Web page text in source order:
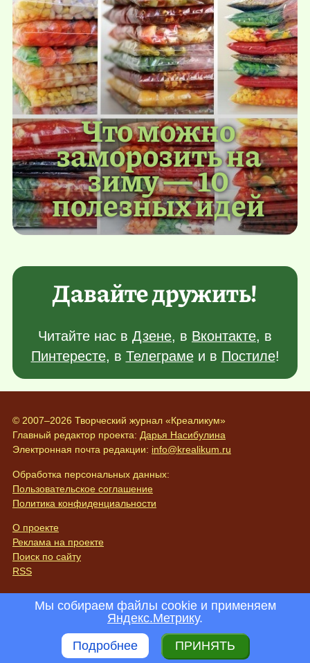
Что можно
заморозить на
зиму — 10
полезных идей
Давайте дружить!
Читайте нас в Дзене, в Вконтакте, в
Пинтересте, в Телеграмеи в Постиле!
© 2007–2026 Творческий журнал «Креаликум»
Главный редактор проекта: Дарья Насибулина
Электронная почта редакции: info@krealikum.ru
Обработка персональных данных:
Пользовательское соглашение
Политика конфиденциальности
О проекте
Реклама на проекте
Поиск по сайту
RSS
Мы собираем файлы cookie и применяем
Яндекс.Метрику.
Подробнее
ПРИНЯТЬ